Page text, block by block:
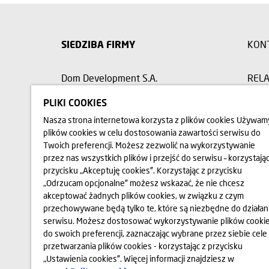
SIEDZIBA FIRMY
Dom Development S.A.
budynek Metropolitan, wejście nr 3
22 351 66 33
Przedstawione na stronie internetowej www.domd.pl
Wygląd budynku oraz zagospodarowanie terenu mogą
cechy świadczenia oraz funkcjonalność budynku. Wszelkie
rozpowszechniania wszelkich danych i materiałów dostępnych
przepisom ustawy z dnia 4 lutego 1994 r. o Prawie autorskim i
Wykorzystywanie danych lub materiałów z niniejszej strony w
Development S.A. W przypadku zapotrzebowania na w/w
PLIKI COOKIES
Nasza strona internetowa korzysta z plików cookies
plików cookies w celu dostosowania zawartości serwisu do
Twoich preferencji. Możesz zezwolić na wykorzystywanie
przez nas wszystkich plików i przejść do serwisu –
przycisku „Akceptuję cookies”. Korzystając z przycisku
„Odrzucam opcjonalne” możesz wskazać, że nie chcesz
akceptować żadnych plików cookies, w związku z czym
przechowywane będą tylko te, które są niezbędne do
serwisu. Możesz dostosować wykorzystywanie plików
do swoich preferencji, zaznaczając wybrane przez siebie cele
przetwarzania plików cookies - korzystając z przycisku
„Ustawienia cookies”. Więcej informacji znajdziesz w